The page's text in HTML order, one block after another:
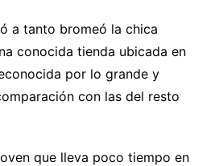
a tanto bromeó la chica
conocida tienda ubicada en
por lo grande y
con las del resto
que lleva poco tiempo en